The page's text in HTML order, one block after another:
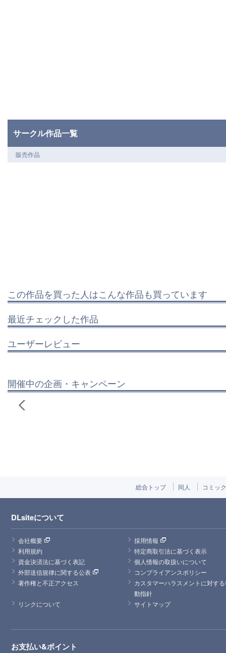
サークル作品一覧
販売作品
この作品を買った人はこんな作品も買っています
最近チェックした作品
ユーザーレビュー
開催中の企画・キャンペーン
総合トップ 同人 コミッ
DLsiteについて
会社概要
採用情報
利用規約
特定商取引法に基づく表示
資金決済法に基づく表記
個人情報の取扱いについて
外部送信規律に関する公表
コンプライアンスポリシー
著作権と不正アクセス
カスタマーハラスメントに対す
動指針
リンクについて
サイトマップ
お支払い&ポイント